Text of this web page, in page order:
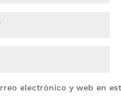
electrónico y web en